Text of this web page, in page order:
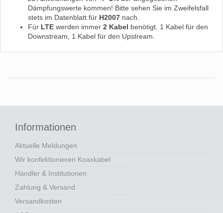
Dämpfungswerte kommen! Bitte sehen Sie im Zweifelsfall
stets im Datenblatt für H2007 nach.
Für LTE werden immer 2 Kabel benötigt. 1 Kabel für den
Downstream, 1 Kabel für den Upstream.
Informationen
Aktuelle Meldungen
Wir konfektionieren Koaxkabel
Händler & Institutionen
Zahlung & Versand
Versandkosten